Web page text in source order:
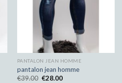
PANTALON JEAN HOMME
pantalon jean homme
€39.00 €28.00